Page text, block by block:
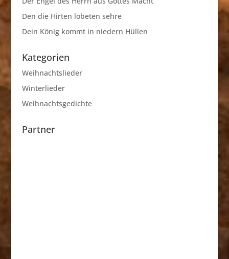
Den die Hirten lobeten sehre
Dein König kommt in niedern Hüllen
Kategorien
Weihnachtslieder
Winterlieder
Weihnachtsgedichte
Partner